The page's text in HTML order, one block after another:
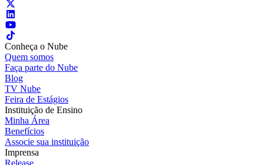
Conheça o Nube
Quem somos
Faça parte do Nube
Blog
TV Nube
Feira de Estágios
Instituição de Ensino
Minha Área
Benefícios
Associe sua instituição
Imprensa
Release